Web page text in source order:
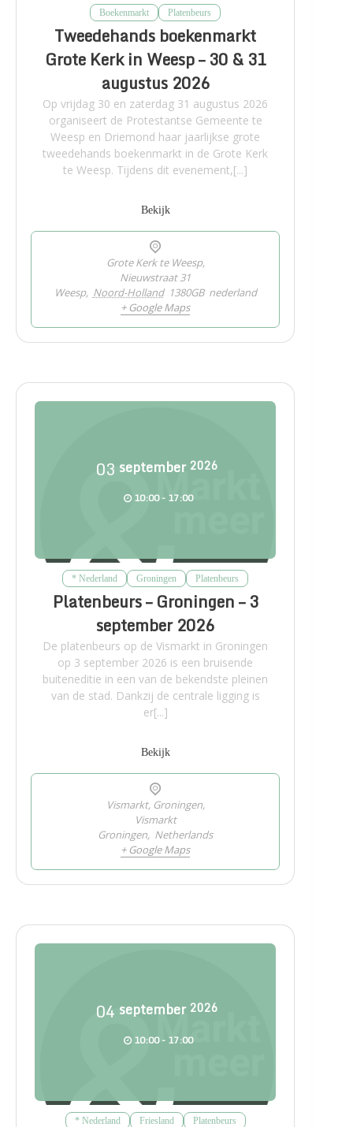
Boekenmarkt Platenbeurs
Tweedehands boekenmarkt
Grote Kerk in Weesp – 30 & 31
augustus 2026
Op vrijdag 30 en zaterdag 31 augustus 2026
organiseert de Protestantse Gemeente te
Weesp en Driemond haar jaarlijkse grote
tweedehands boekenmarkt in de Grote Kerk
te Weesp. Tijdens dit evenement,[...]
Bekijk
Grote Kerk te Weesp,
Nieuwstraat 31
Weesp, Noord-Holland 1380GB nederland
+ Google Maps
03 september 2026
10:00 - 17:00
* Nederland Groningen Platenbeurs
Platenbeurs – Groningen – 3
september 2026
De platenbeurs op de Vismarkt in Groningen
op 3 september 2026 is een bruisende
buiteneditie in een van de bekendste pleinen
van de stad. Dankzij de centrale ligging is
er[...]
Bekijk
Vismarkt, Groningen,
Vismarkt
Groningen, Netherlands
+ Google Maps
04 september 2026
10:00 - 17:00
* Nederland Friesland Platenbeurs